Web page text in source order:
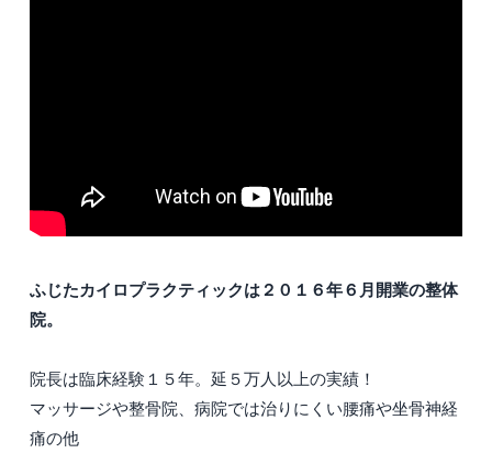
ふじたカイロプラクティックは２０１６年６月開業の整体
院。
院長は臨床経験１５年。延５万人以上の実績！
マッサージや整骨院、病院では治りにくい腰痛や坐骨神経
痛の他